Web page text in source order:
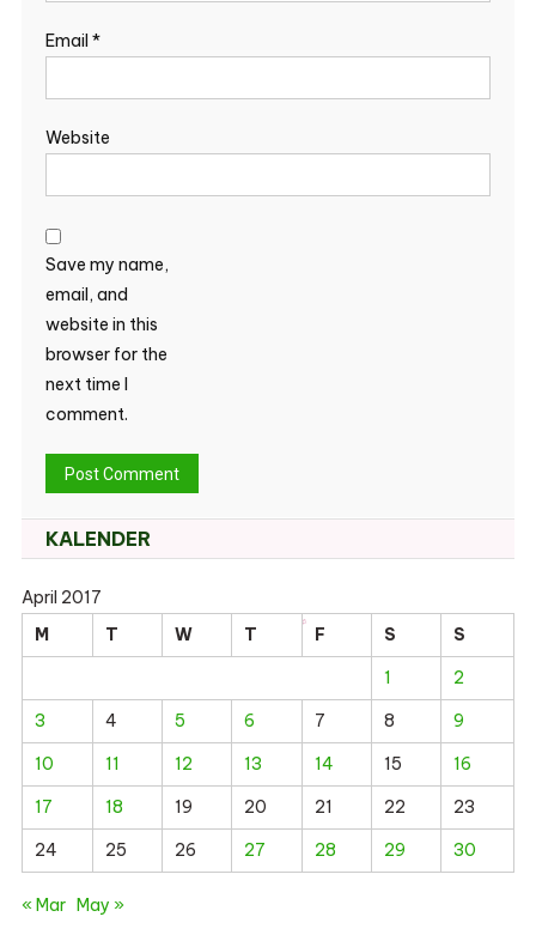
Email *
Website
Save my name,
email, and
website in this
browser for the
next time I
comment.
KALENDER
April 2017
M
T W T F S
S
1
2
3
4 5 6 7 8
9
10
11 12 13 14 15
16
17
18 19 20 21 22
23
24
25 26 27 28 29 30
« Mar May »